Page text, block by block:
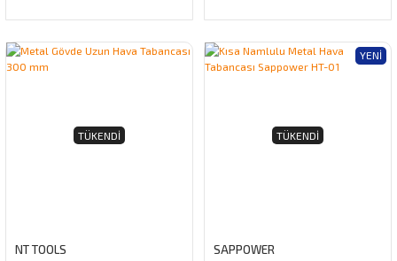
TÜKENDI
NT TOOLS
YENI
TÜKENDI
SAPPOWER